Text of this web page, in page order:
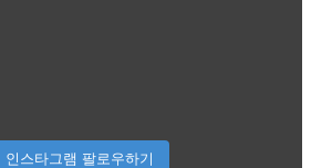
인스타그램 팔로우하기